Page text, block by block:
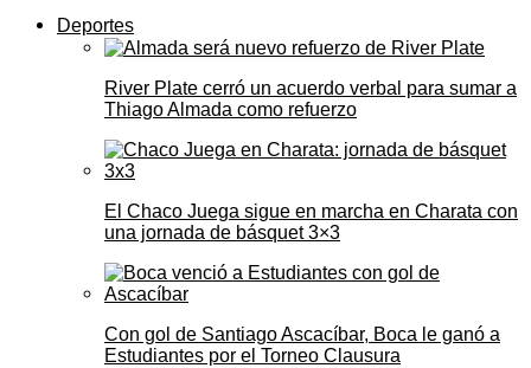
Deportes
River Plate cerró un acuerdo verbal para sumar a
Thiago Almada como refuerzo
El Chaco Juega sigue en marcha en Charata con
una jornada de básquet 3×3
Con gol de Santiago Ascacíbar, Boca le ganó a
Estudiantes por el Torneo Clausura